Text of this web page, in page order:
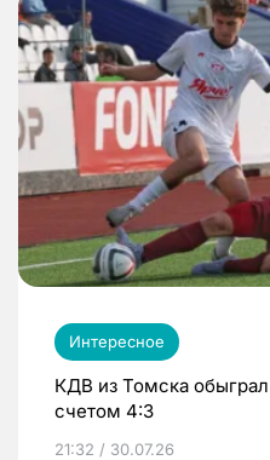
Интересное
КДВ из Томска
счетом 4:3
21:32 / 30.07.26